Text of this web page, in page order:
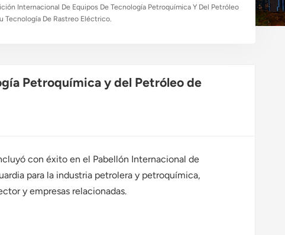
Internacional De Equipos De Tecnología Petroquímica Y Del Petróleo
Tecnología De Rastreo Eléctrico.
Petroquímica y del Petróleo de
con éxito en el Pabellón Internacional de
para la industria petrolera y petroquímica,
y empresas relacionadas.